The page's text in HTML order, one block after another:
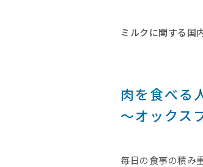
ミルクに関する国
肉を食べる
～オックス
毎日の食事の積み